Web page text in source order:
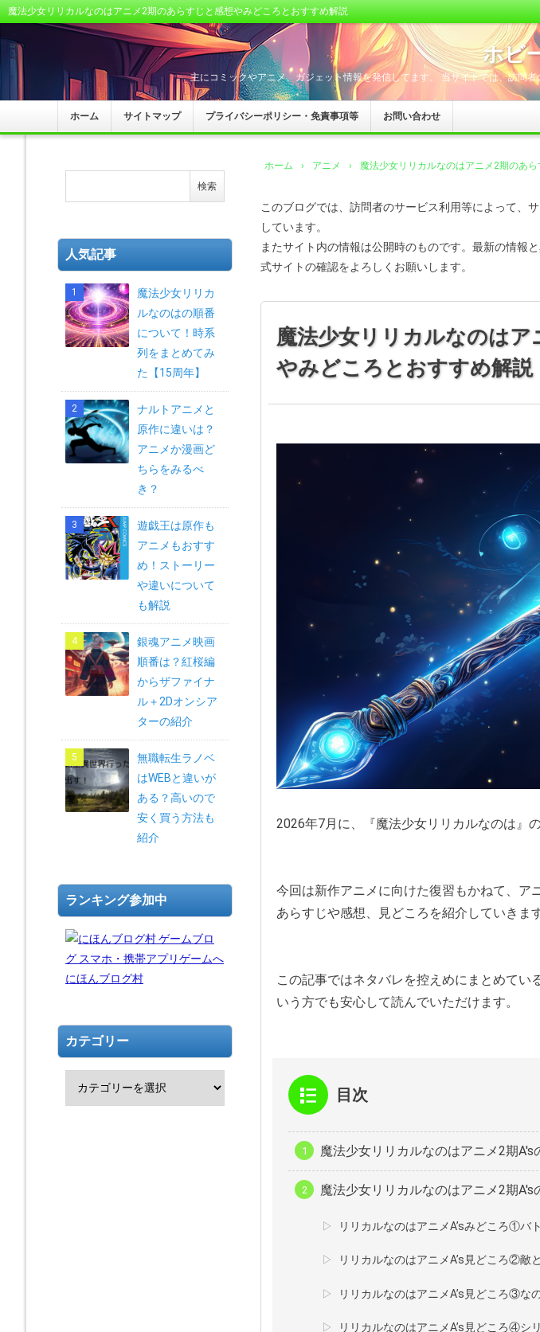
魔法少女リリカルなのはアニメ2期のあらすじと感想やみどころとおすすめ解説
ホビ
主にコミックやアニメ、ガジェット情報を発信してます。 当サイトでは、訪問
ホーム サイトマップ プライバシーポリシー・免責事項等 お問い合わせ
ホーム › アニメ › 魔法少女リリカルなのはアニメ2期のあ
このブログでは、訪問者のサービス利用等によって、
しています。
またサイト内の情報は公開時のものです。最新の情報
式サイトの確認をよろしくお願いします。
魔法少女リリカルなのは
やみどころとおすすめ解説
2026年7月に、『魔法少女リリカルなのは』
今回は新作アニメに向けた復習もかねて、ア
あらすじや感想、見どころを紹介していきます
この記事ではネタバレを控えめにまとめてい
いう方でも安心して読んでいただけます。
目次
魔法少女リリカルなのはアニメ2期A's
魔法少女リリカルなのはアニメ2期A's
リリカルなのはアニメA’sみどころ①バ
リリカルなのはアニメA’s見どころ②敵
リリカルなのはアニメA’s見どころ③な
リリカルなのはアニメA’s見どころ④シ
人気記事
魔法少女リリカ
ルなのはの順番
について！時系
列をまとめてみ
た【15周年】
ナルトアニメと
原作に違いは？
アニメか漫画ど
ちらをみるべ
き？
遊戯王は原作も
アニメもおすす
め！ストーリー
や違いについて
も解説
銀魂アニメ映画
順番は？紅桜編
からザファイナ
ル＋2Dオンシア
ターの紹介
無職転生ラノベ
はWEBと違いが
ある？高いので
安く買う方法も
紹介
ランキング参加中
にほんブログ村
カテゴリー